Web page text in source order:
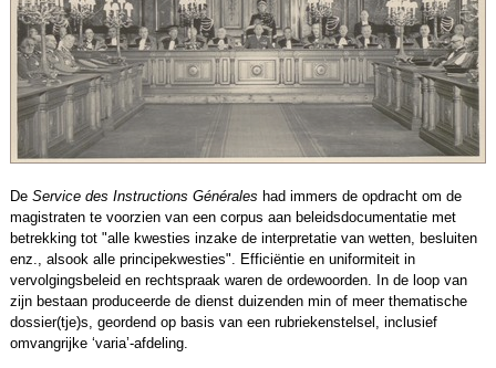
De Service des Instructions Générales had immers de opdracht om de
magistraten te voorzien van een corpus aan beleidsdocumentatie met
betrekking tot "alle kwesties inzake de interpretatie van wetten, besluiten
enz., alsook alle principekwesties". Efficiëntie en uniformiteit in
vervolgingsbeleid en rechtspraak waren de ordewoorden. In de loop van
zijn bestaan produceerde de dienst duizenden min of meer thematische
dossier(tje)s, geordend op basis van een rubriekenstelsel, inclusief
omvangrijke ‘varia’-afdeling.